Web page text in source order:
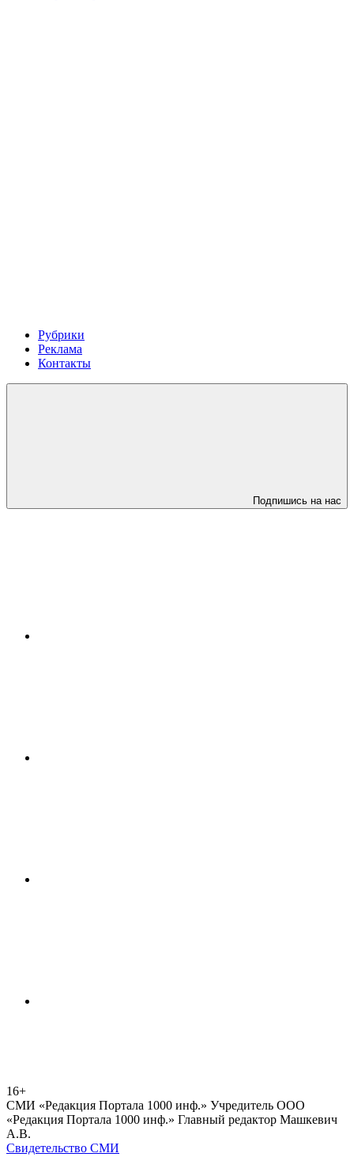
Рубрики
Реклама
Контакты
Подпишись на нас
16+
СМИ «Редакция Портала 1000 инф.» Учредитель ООО
«Редакция Портала 1000 инф.» Главный редактор Машкевич
А.В.
Свидетельство СМИ